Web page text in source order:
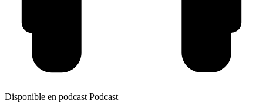
Disponible en podcast Podcast